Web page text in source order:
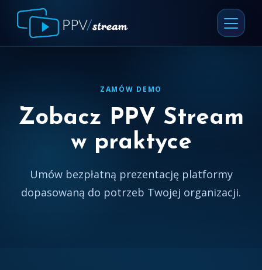
ZAMÓW DEMO
Zobacz PPV Stream
w praktyce
Umów bezpłatną prezentację platformy
dopasowaną do potrzeb Twojej organizacji.